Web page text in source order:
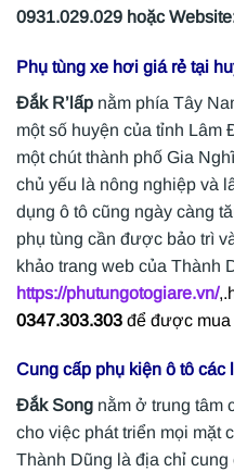
0931.029.029 hoặc
Phụ tùng xe hơi giá rẻ tại
Đắk R’lấp nằm phía Tây
một số huyện của tỉnh
một chút thành phố Gia
chủ yếu là nông nghiệp và
dụng ô tô cũng ngày càng
phụ tùng cần được bảo trì
khảo trang web của Thành
https://phutungotogiare.vn/
0347.303.303 để được mua
Cung cấp phụ kiện ô tô các
Đắk Song nằm ở trung tâm
cho việc phát triển mọi mặt
Thành Dũng là địa chỉ